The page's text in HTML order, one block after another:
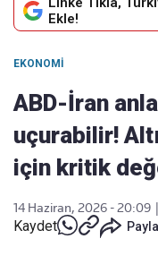
Ekle!
EKONOMI
ABD-İran
uçurabilir!
için kritik
14 Haziran, 2026 - 20:09
Kaydet